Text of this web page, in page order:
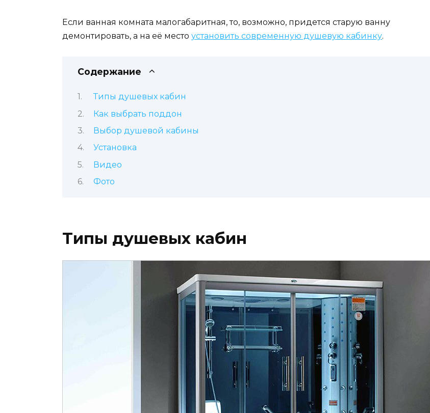
Если ванная комната малогабаритная, то, возможно, придется старую ванну
демонтировать, а на её место установить современную душевую кабинку.
Содержание
Типы душевых кабин
Как выбрать поддон
Выбор душевой кабины
Установка
Видео
Фото
Типы душевых кабин